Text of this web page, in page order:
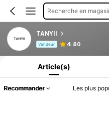
Recherche en
TANYII
Vendeur 4.80
Informations produit : Divulgation
Article(s)
Recommander Les plus